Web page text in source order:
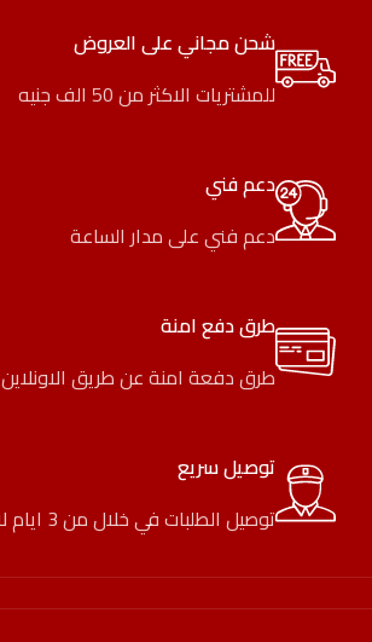
شحن مجاني على العروض
للمشتريات الاكثر من 50 الف جنيه
دعم فني
دعم فني على مدار الساعة
طرق دفع امنة
طرق دفعة امنة عن طريق الاونلاين
توصيل سريع
توصيل الطلبات في خلال من 3 ايام لاسبوع